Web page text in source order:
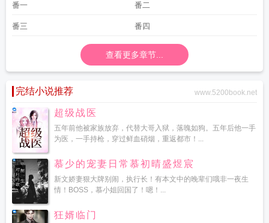
番一 番二
番三 番四
查看更多章节...
完结小说推荐 www.5200book.net
超级战医
五年前他被家族放弃，代替大哥入狱，落魄如狗。五年后他一手
为医，一手持枪，穿过鲜血硝烟，重返都市！...
慕少的宠妻日常慕初晴盛煜宸
新文娇妻狠大牌别闹，执行长！有本文中的晚辈们哦非一夜生
情！BOSS，慕小姐回国了！嗯！...
狂婿临门